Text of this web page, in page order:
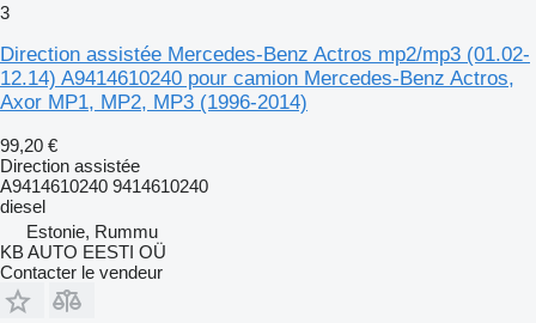
3
Direction assistée Mercedes-Benz Actros mp2/mp3 (01.02-
12.14) A9414610240 pour camion Mercedes-Benz Actros,
Axor MP1, MP2, MP3 (1996-2014)
99,20 €
Direction assistée
A9414610240 9414610240
diesel
Estonie, Rummu
KB AUTO EESTI OÜ
Contacter le vendeur